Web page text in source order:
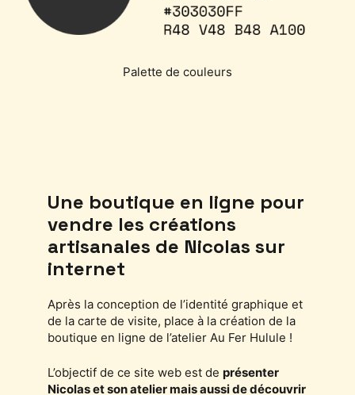
Palette de couleurs
Une boutique en ligne pour
vendre les créations
artisanales de Nicolas sur
internet
Après la conception de l’identité graphique et
de la carte de visite, place à la création de la
boutique en ligne de l’atelier Au Fer Hulule !
L’objectif de ce site web est de présenter
Nicolas et son atelier mais aussi de découvrir